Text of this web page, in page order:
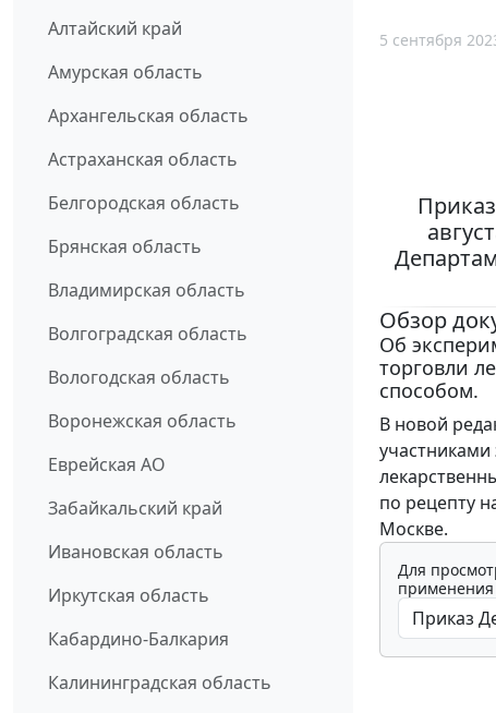
Алтайский край
Амурская область
Архангельская область
Астраханская область
Белгородская область
Брянская область
Владимирская область
Волгоградская область
Вологодская область
Воронежская область
Еврейская АО
Забайкальский край
Ивановская область
Иркутская область
Кабардино-Балкария
Калининградская область
5 сентября
Обзор
Об
торговли
способом.
В новой
по рецепту
Москве.
Для
применения